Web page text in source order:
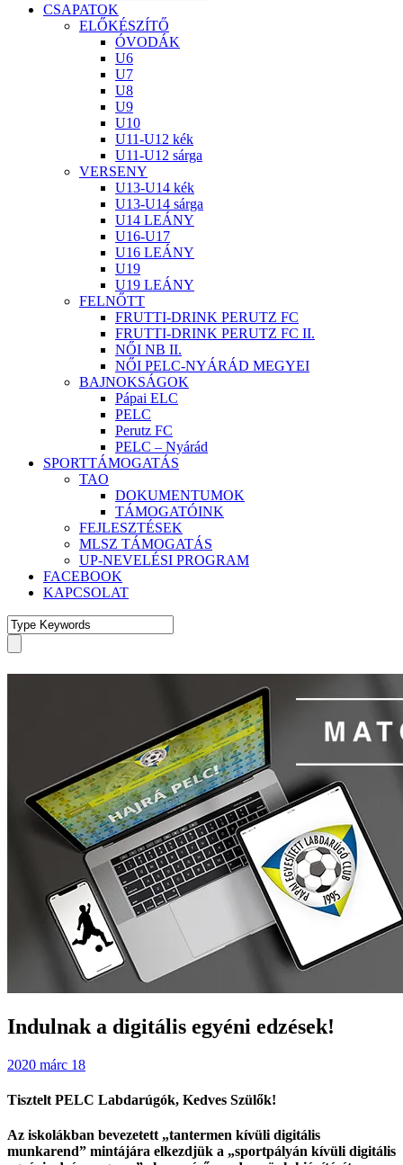
CSAPATOK
ELŐKÉSZÍTŐ
ÓVODÁK
U6
U7
U8
U9
U10
U11-U12 kék
U11-U12 sárga
VERSENY
U13-U14 kék
U13-U14 sárga
U14 LEÁNY
U16-U17
U16 LEÁNY
U19
U19 LEÁNY
FELNŐTT
FRUTTI-DRINK PERUTZ FC
FRUTTI-DRINK PERUTZ FC II.
NŐI NB II.
NŐI PELC-NYÁRÁD MEGYEI
BAJNOKSÁGOK
Pápai ELC
PELC
Perutz FC
PELC – Nyárád
SPORTTÁMOGATÁS
TAO
DOKUMENTUMOK
TÁMOGATÓINK
FEJLESZTÉSEK
MLSZ TÁMOGATÁS
UP-NEVELÉSI PROGRAM
FACEBOOK
KAPCSOLAT
Indulnak a digitális egyéni edzések!
2020 márc 18
Tisztelt PELC Labdarúgók, Kedves Szülők!
Az iskolákban bevezetett „tantermen kívüli digitális
munkarend” mintájára elkezdjük a „sportpályán kívüli digitális